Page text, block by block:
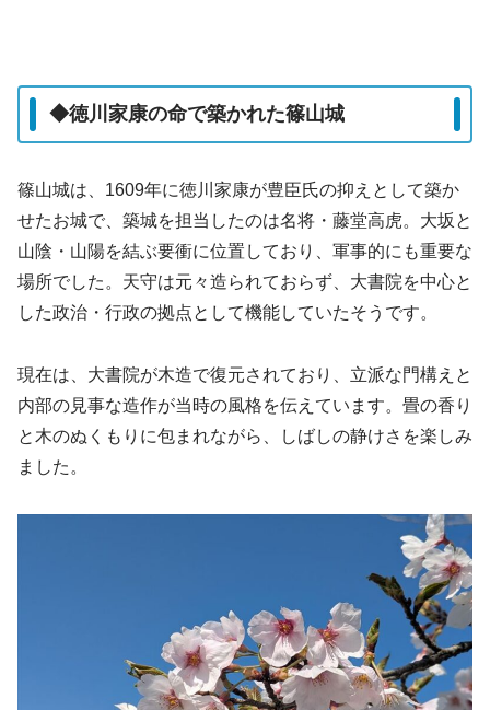
◆徳川家康の命で築かれた篠山城
篠山城は、1609年に徳川家康が豊臣氏の抑えとして築か
せたお城で、築城を担当したのは名将・藤堂高虎。大坂と
山陰・山陽を結ぶ要衝に位置しており、軍事的にも重要な
場所でした。天守は元々造られておらず、大書院を中心と
した政治・行政の拠点として機能していたそうです。
現在は、大書院が木造で復元されており、立派な門構えと
内部の見事な造作が当時の風格を伝えています。畳の香り
と木のぬくもりに包まれながら、しばしの静けさを楽しみ
ました。